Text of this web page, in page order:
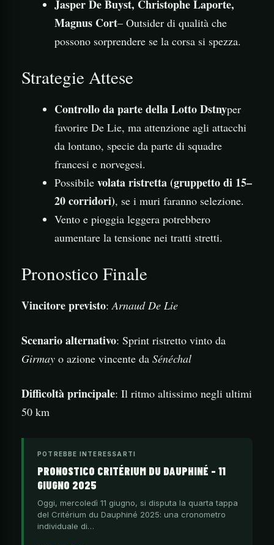
Jasper De Buyst, Christophe Laporte,
Magnus Cort– Outsider di qualità che
possono sorprendere se la corsa si spezza.
Strategie Attese
Controllo da parte della Lotto Dstnyper
favorire De Lie, ma attenzione agli attacchi
da lontano, specie da parte di squadre
francesi e norvegesi.
Possibile volata ristretta (gruppetto di 15–
20 corridori), se i muri faranno selezione.
Vento e pioggia leggera potrebbero
aumentare la tensione nei tratti stretti.
Pronostico Finale
Vincitore previsto:Arnaud De Lie
Scenario alternativo: Sprint ristretto vinto da
Girmay o azione vincente da Sénéchal
Difficoltà principale: Il ritmo altissimo negli ultimi
50 km
POTREBBE INTERESSARTI
PRONOSTICO CRITÉRIUM DU DAUPHINÉ – 11
GIUGNO 2025
Oggi, mercoledì 11 giugno, si disputa la quarta tappa
del Critérium du Dauphiné 2025: una cronometro
individuale di…